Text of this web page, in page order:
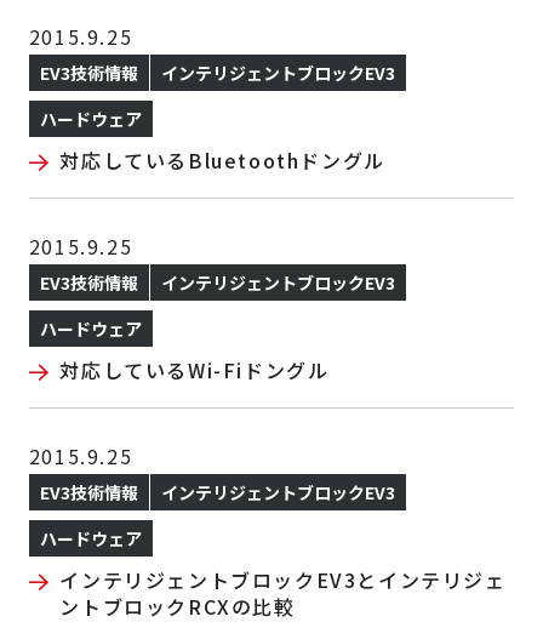
2015.9.25
EV3技術情報
インテリジェントブロックEV3
ハードウェア
対応しているBluetoothドングル
2015.9.25
EV3技術情報
インテリジェントブロックEV3
ハードウェア
対応しているWi-Fiドングル
2015.9.25
EV3技術情報
インテリジェントブロックEV3
ハードウェア
インテリジェントブロックEV3とインテリジェ
ントブロックRCXの比較